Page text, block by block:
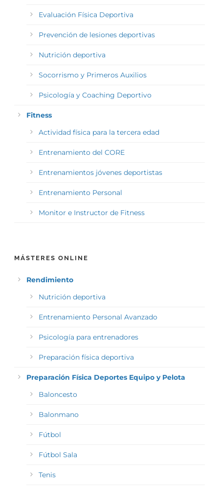
Evaluación Física Deportiva
Prevención de lesiones deportivas
Nutrición deportiva
Socorrismo y Primeros Auxilios
Psicología y Coaching Deportivo
Fitness
Actividad física para la tercera edad
Entrenamiento del CORE
Entrenamientos jóvenes deportistas
Entrenamiento Personal
Monitor e Instructor de Fitness
MÁSTERES ONLINE
Rendimiento
Nutrición deportiva
Entrenamiento Personal Avanzado
Psicología para entrenadores
Preparación física deportiva
Preparación Física Deportes Equipo y Pelota
Baloncesto
Balonmano
Fútbol
Fútbol Sala
Tenis